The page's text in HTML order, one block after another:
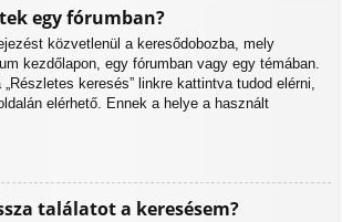
egy fórumban?
közvetlenül a keresődobozba, mely
kezdőlapon, egy fórumban vagy egy témában.
keresés” linkre kattintva tudod elérni,
elérhető. Ennek a helye a használt
találatot a keresésem?